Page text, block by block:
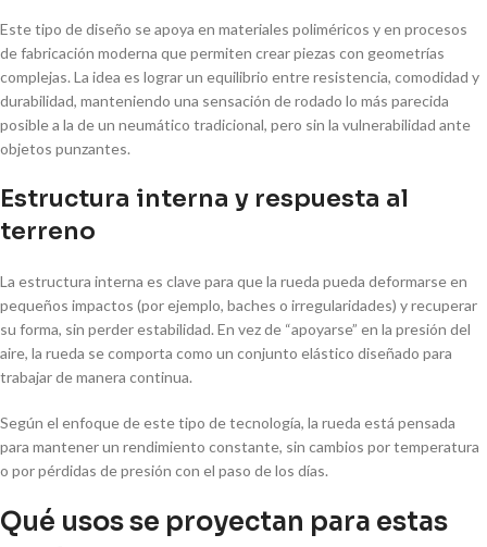
Este tipo de diseño se apoya en materiales poliméricos y en procesos
de fabricación moderna que permiten crear piezas con geometrías
complejas. La idea es lograr un equilibrio entre resistencia, comodidad y
durabilidad, manteniendo una sensación de rodado lo más parecida
posible a la de un neumático tradicional, pero sin la vulnerabilidad ante
objetos punzantes.
Estructura interna y respuesta al
terreno
La estructura interna es clave para que la rueda pueda deformarse en
pequeños impactos (por ejemplo, baches o irregularidades) y recuperar
su forma, sin perder estabilidad. En vez de “apoyarse” en la presión del
aire, la rueda se comporta como un conjunto elástico diseñado para
trabajar de manera continua.
Según el enfoque de este tipo de tecnología, la rueda está pensada
para mantener un rendimiento constante, sin cambios por temperatura
o por pérdidas de presión con el paso de los días.
Qué usos se proyectan para estas